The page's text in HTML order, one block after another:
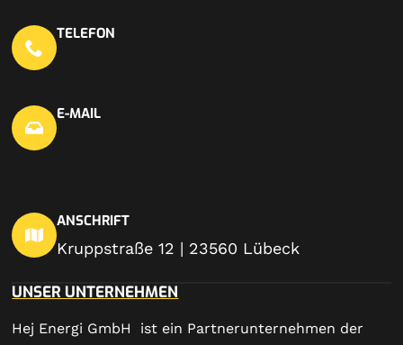
TELEFON
E-MAIL
ANSCHRIFT
Kruppstraße 12 | 23560 Lübeck
UNSER UNTERNEHMEN
Hej Energi GmbH ist ein Partnerunternehmen der